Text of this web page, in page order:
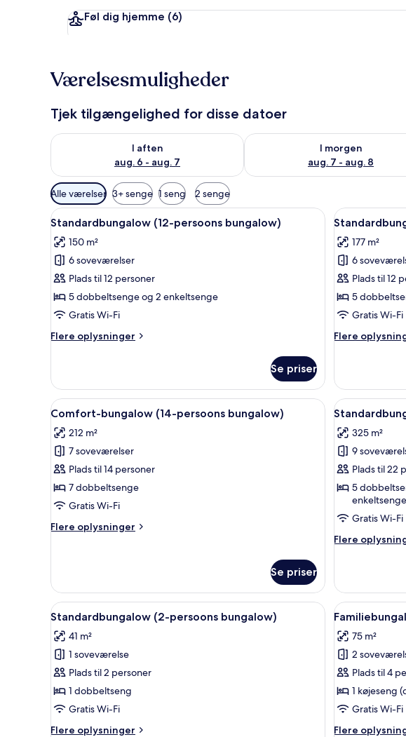
Føl dig hjemme (6)
Værelsesmuligheder
Tjek tilgængelighed for disse datoer
I aften
aug. 6 - aug. 7
Tjek tilgængelighed for i aften aug. 6 - aug. 7
I morgen
aug. 7 - aug. 8
Tjek tilgængelighed for i
Tilgængelige
filtre
for
værelser
Alle værelser 3+ senge 1 seng 2 senge
Indlæs
alle
billeder
af
Standardbungalow
(12-
persoons
Standardbungalow (12-persoons bungalow) |
18
Standardbungalow (12-persoons bungalow)
150 m²
6 soveværelser
Plads til 12 personer
5 dobbeltsenge og 2 enkeltsenge
Gratis Wi-Fi
Flere oplysninger
Flere
(12-
persoons
bungalow)
Se priser
Indlæs
alle
billeder
af
(12-
persoons
28
177 m²
6
Plads til 12
5
Gratis Wi-Fi
Flere
Flere
(12-
persoons
bungalow)
Indlæs
alle
billeder
af
Comfort-
bungalow
(14-
bungalow)
Comfort-bungalow (14-persoons bungalow) |
23
Comfort-bungalow (14-persoons bungalow)
212 m²
7 soveværelser
Plads til 14 personer
7 dobbeltsenge
Gratis Wi-Fi
Flere oplysninger
Flere
(14-
persoons
bungalow)
Se priser
Indlæs
alle
billeder
af
(18-
persoons
bungalow)
22
325 m²
9
Plads til 22
5
enkeltsenge
Gratis Wi-Fi
Flere
Flere
(18-
persoons
bungalow)
Indlæs
alle
billeder
af
Standardbungalow
(2-
persoons
Standardbungalow (2-persoons bungalow) |
12
Standardbungalow (2-persoons bungalow)
41 m²
1 soveværelse
Plads til 2 personer
1 dobbeltseng
Gratis Wi-Fi
Flere oplysninger
Flere
Indlæs
alle
billeder
af
(4-
persoons
16
75 m²
2
Plads til 4
1 køjeseng
Gratis Wi-Fi
Flere
Flere